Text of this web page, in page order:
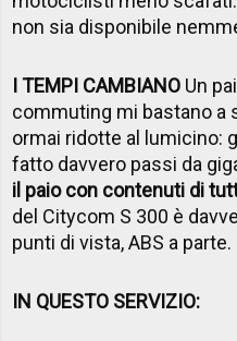
non sia disponibile
I TEMPI CAMBIANO Un
commuting mi bastano a
ormai ridotte al lumicino:
fatto davvero passi da
il paio con contenuti di
del Citycom S 300 è
punti di vista, ABS a parte.
IN QUESTO SERVIZIO: